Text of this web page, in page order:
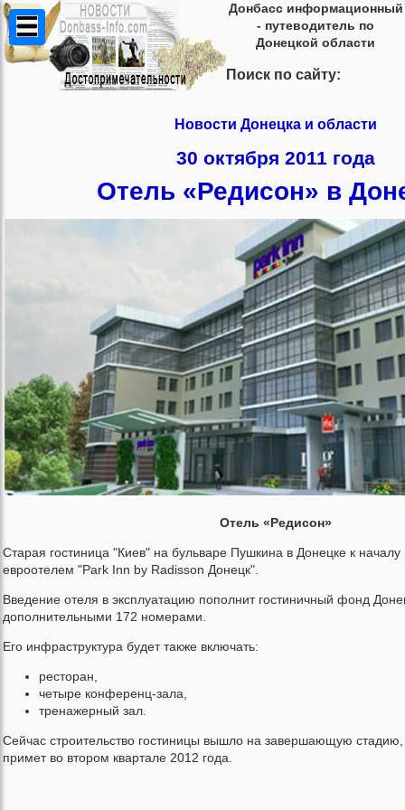
Донбасс информационный
- путеводитель по
Донецкой области
Поиск по сайту:
Новости Донецка и области
30 октября 2011 года
Отель «Редисон» в
Отель «Редисон»
Старая гостиница "Киев" на бульваре Пушкина в Донецке к началу
евроотелем "Park Inn by Radisson Донецк".
Введение отеля в эксплуатацию пополнит гостиничный фонд
дополнительными 172 номерами.
Его инфраструктура будет также включать:
ресторан,
четыре конференц-зала,
тренажерный зал.
Сейчас строительство гостиницы вышло на завершающую стадию,
примет во втором квартале 2012 года.